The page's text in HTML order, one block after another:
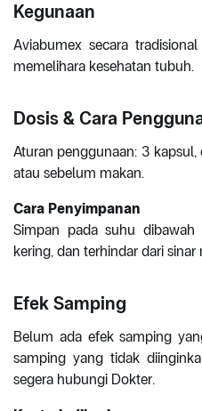
Kegunaan
Aviabumex secara
memelihara kesehatan tubuh.
Dosis & Cara
Aturan penggunaan: 3
atau sebelum makan.
Cara Penyimpanan
Simpan pada suhu
kering, dan terhindar dari
Efek Samping
Belum ada efek samping
samping yang tidak
segera hubungi Dokter.